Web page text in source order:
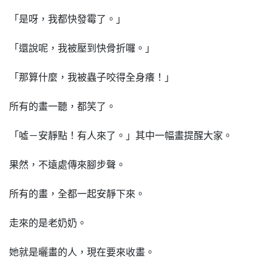
「是呀，我都快發霉了。」
「還說呢，我被壓到快骨折囉。」
「那算什麼，我被蟲子咬得全身癢！」
所有的畫一聽，都笑了。
「噓－安靜點！有人來了。」其中一幅畫提醒大家。
果然，不遠處傳來腳步聲。
所有的畫，全都一起安靜下來。
走來的是老奶奶。
她就是曬畫的人，現在要來收畫。